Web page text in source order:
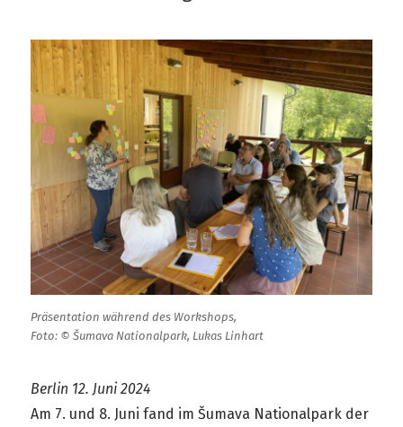
Präsentation während des Workshops,
Foto: © Šumava Nationalpark, Lukas Linhart
Berlin 12. Juni 2024
Am 7. und 8. Juni fand im Šumava Nationalpark der